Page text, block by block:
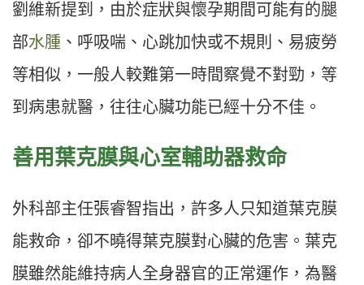
劉維新提到，由於症狀與懷孕期間可能有的腿
部水腫 、呼吸喘、心跳加快或不規則、易疲勞
等相似，一般人較難第一時間察覺不對勁，等
到病患就醫，往往心臟功能已經十分不佳。
善用葉克膜與心室輔助器救命
外科部主任張睿智指出，許多人只知道葉克膜
能救命，卻不曉得葉克膜對心臟的危害。葉克
膜雖然能維持病人全身器官的正常運作，為醫